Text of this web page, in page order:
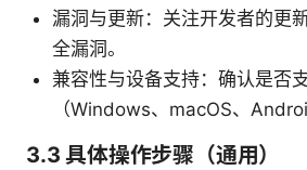
漏洞与更新：关注开发者的更
全漏洞。
兼容性与设备支持：确认是否
（Windows、macOS、
3.3 具体操作步骤（通用）